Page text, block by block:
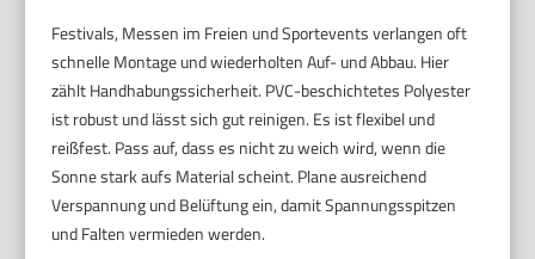
Festivals, Messen im Freien und Sportevents verlangen oft
schnelle Montage und wiederholten Auf- und Abbau. Hier
zählt Handhabungssicherheit. PVC-beschichtetes Polyester
ist robust und lässt sich gut reinigen. Es ist flexibel und
reißfest. Pass auf, dass es nicht zu weich wird, wenn die
Sonne stark aufs Material scheint. Plane ausreichend
Verspannung und Belüftung ein, damit Spannungsspitzen
und Falten vermieden werden.